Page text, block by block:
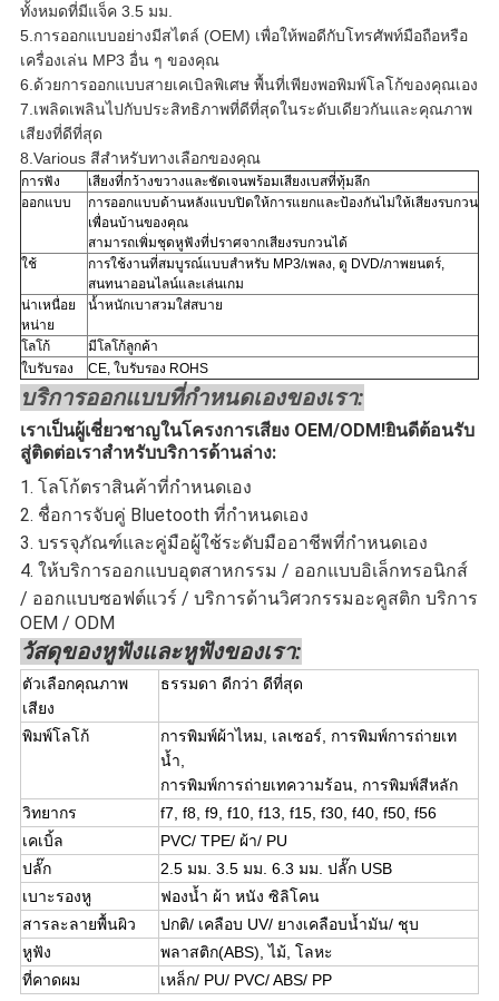
ทั้งหมดที่มีแจ็ค 3.5 มม.
5.การออกแบบอย่างมีสไตล์ (OEM) เพื่อให้พอดีกับโทรศัพท์มือถือหรือ
เครื่องเล่น MP3 อื่น ๆ ของคุณ
6.ด้วยการออกแบบสายเคเบิลพิเศษ พื้นที่เพียงพอพิมพ์โลโก้ของคุณเอง
7.เพลิดเพลินไปกับประสิทธิภาพที่ดีที่สุดในระดับเดียวกันและคุณภาพ
เสียงที่ดีที่สุด
8.Various สีสำหรับทางเลือกของคุณ
การฟัง
เสียงที่กว้างขวางและชัดเจนพร้อมเสียงเบสที่ทุ้มลึก
ออกแบบ
การออกแบบด้านหลังแบบปิดให้การแยกและป้องกันไม่ให้เสียงรบกวน
เพื่อนบ้านของคุณ
สามารถเพิ่มชุดหูฟังที่ปราศจากเสียงรบกวนได้
ใช้
การใช้งานที่สมบูรณ์แบบสำหรับ MP3/เพลง, ดู DVD/ภาพยนตร์,
สนทนาออนไลน์และเล่นเกม
น่าเหนื่อย
หน่าย
น้ำหนักเบาสวมใส่สบาย
โลโก้
มีโลโก้ลูกค้า
ใบรับรอง
CE, ใบรับรอง ROHS
บริการออกแบบที่กำหนดเองของเรา:
เราเป็นผู้เชี่ยวชาญในโครงการเสียง OEM/ODM!ยินดีต้อนรับ
สู่ติดต่อเราสำหรับบริการด้านล่าง:
1. โลโก้ตราสินค้าที่กำหนดเอง
2. ชื่อการจับคู่ Bluetooth ที่กำหนดเอง
3. บรรจุภัณฑ์และคู่มือผู้ใช้ระดับมืออาชีพที่กำหนดเอง
4. ให้บริการออกแบบอุตสาหกรรม / ออกแบบอิเล็กทรอนิกส์
/ ออกแบบซอฟต์แวร์ / บริการด้านวิศวกรรมอะคูสติก บริการ
OEM / ODM
วัสดุของหูฟังและหูฟังของเรา:
ตัวเลือกคุณภาพ
เสียง
ธรรมดา ดีกว่า ดีที่สุด
พิมพ์โลโก้
การพิมพ์ผ้าไหม, เลเซอร์, การพิมพ์การถ่ายเท
น้ำ,
การพิมพ์การถ่ายเทความร้อน, การพิมพ์สีหลัก
วิทยากร
f7, f8, f9, f10, f13, f15, f30, f40, f50, f56
เคเบิ้ล
PVC/ TPE/ ผ้า/ PU
ปลั๊ก
2.5 มม. 3.5 มม. 6.3 มม. ปลั๊ก USB
เบาะรองหู
ฟองน้ำ ผ้า หนัง ซิลิโคน
สารละลายพื้นผิว
ปกติ/ เคลือบ UV/ ยางเคลือบน้ำมัน/ ชุบ
หูฟัง
พลาสติก(ABS), ไม้, โลหะ
ที่คาดผม
เหล็ก/ PU/ PVC/ ABS/ PP